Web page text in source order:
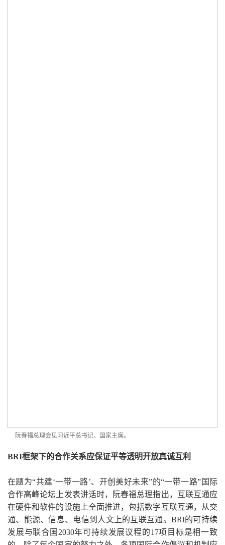
阮春福总理会见习近平总书记、国家主席。
BRI框架下的合作关系应保证平等透明开放真诚互利
在题为“共建‘一带一路’、开创美好未来”的“一带一路”国际
合作高峰论坛上发表讲话时，阮春福总理指出，互联互通应
在硬件和软件的设施上全面推进，包括数字互联互通，从交
通、能源、信息、电信到人文上的互联互通。BRI的可持续
发展与联合国2030年可持续发展议程的17项目标是相一致